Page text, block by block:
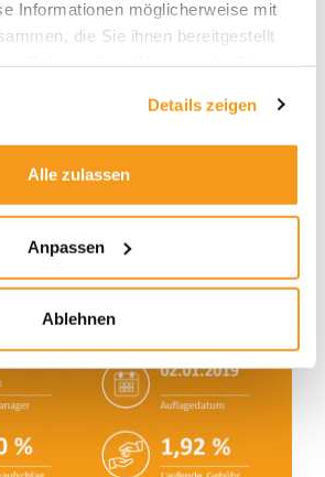
Informationen möglicherweise mit
die Sie ihnen bereitgestellt
Details zeigen
Alle zulassen
Anpassen
Ablehnen